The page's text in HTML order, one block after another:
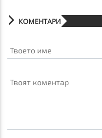
КОМЕНТАРИ
Твоето име
Твоят коментар